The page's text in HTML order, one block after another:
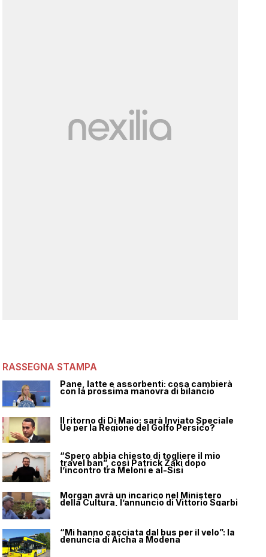
RASSEGNA STAMPA
Pane, latte e assorbenti: cosa cambierà
con la prossima manovra di bilancio
Il ritorno di Di Maio: sarà Inviato Speciale
Ue per la Regione del Golfo Persico?
“Spero abbia chiesto di togliere il mio
travel ban”, così Patrick Zaki dopo
l’incontro tra Meloni e al-Sisi
Morgan avrà un incarico nel Ministero
della Cultura, l’annuncio di Vittorio Sgarbi
“Mi hanno cacciata dal bus per il velo”: la
denuncia di Aicha a Modena